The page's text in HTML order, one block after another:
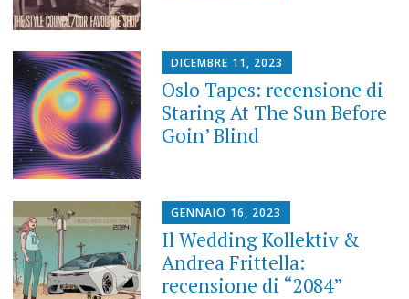
DICEMBRE 11, 2023
Oslo Tapes: recensione di
Staring At The Sun Before
Goin’ Blind
GENNAIO 16, 2023
Il Wedding Kollektiv &
Andrea Frittella:
recensione di “2084”